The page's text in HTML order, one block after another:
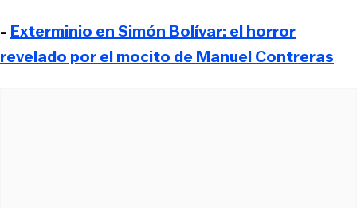
- Exterminio en Simón Bolívar: el horror
revelado por el mocito de Manuel Contreras